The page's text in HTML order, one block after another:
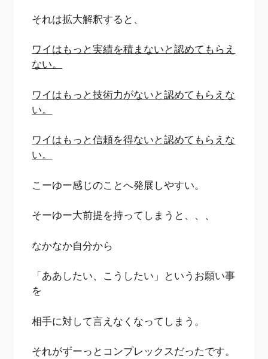
それは拡大解釈すると、
ワイはもっと実績を積まないと認めてもらえ
ない。
ワイはもっと技術力がないと認めてもらえな
い。
ワイはもっと信頼を得ないと認めてもらえな
い。
こーゆー感じのことへ発展しやすい。
そーゆー大前提を持ってしまうと、、、
なかなか自分から
「ああしたい、こうしたい」というお願い事
を
相手に対して言えなくなってしまう。
それがずーっとコンプレックスだったです。